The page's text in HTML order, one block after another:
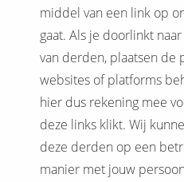
middel van een link op
gaat. Als je doorlinkt
van derden, plaatsen de
websites of platforms
hier dus rekening mee
deze links klikt. Wij
deze derden op een
manier met jouw